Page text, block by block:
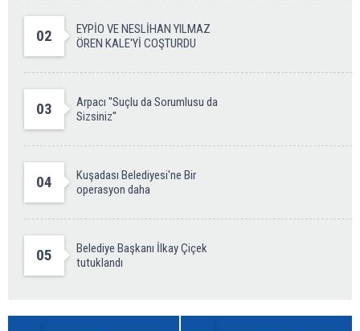
02
EYPİO VE NESLİHAN YILMAZ
ÖREN KALE'Yİ COŞTURDU
03
Arpacı ''Suçlu da Sorumlusu da
Sizsiniz''
04
Kuşadası Belediyesi'ne Bir
operasyon daha
05
Belediye Başkanı İlkay Çiçek
tutuklandı